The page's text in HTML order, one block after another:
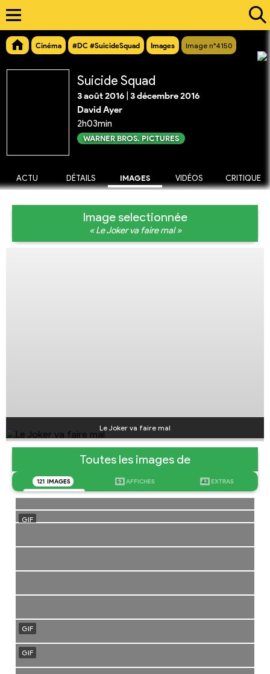
Cinéma #DC #SuicideSquad Images Image n°4150
Suicide Squad
3 août 2016 3 décembre 2016
David Ayer
2h03min
WARNER BROS. PICTURES
ACTU DÉTAILS IMAGES VIDÉOS CRITIQUE
Image selectionnée
« Le Joker va faire mal »
Le Joker va faire mal
Toutes les images de
121 IMAGES 53 AFFICHES 43 EXTRAS